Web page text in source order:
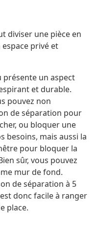
diviser une pièce en
privé et
présente un aspect
et durable.
pouvez non
de séparation pour
ou bloquer une
besoins, mais aussi la
pour bloquer la
sûr, vous pouvez
mur de fond.
de séparation à 5
donc facile à ranger
place.